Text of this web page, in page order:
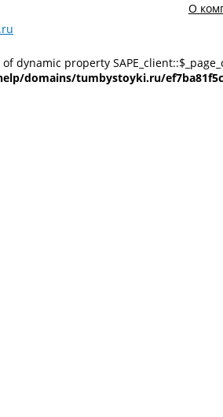
О
of dynamic property
domains/tumbystoyki.ru/